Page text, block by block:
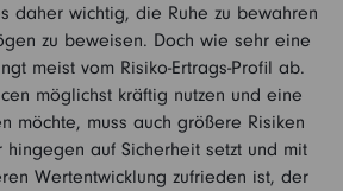
daher wichtig, die Ruhe zu bewahren
zu beweisen. Doch wie sehr eine
meist vom Risiko-Ertrags-Profil ab.
möglichst kräftig nutzen und eine
möchte, muss auch größere Risiken
hingegen auf Sicherheit setzt und mit
Wertentwicklung zufrieden ist, der